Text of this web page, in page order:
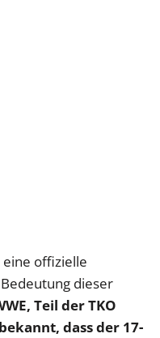
eine offizielle
dieser
Teil der TKO
dass der 17-